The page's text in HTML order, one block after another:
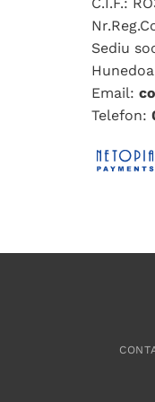
Sediu
Email:
Telefon: